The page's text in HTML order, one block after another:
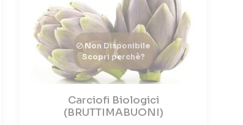
Non Disponibile
Scopri perchè?
Carciofi Biologici
(BRUTTIMABUONI)